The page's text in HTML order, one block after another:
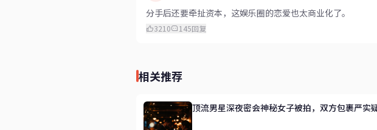
分手后还要牵扯资本，这娱乐圈的恋爱也太商业化了。
3210 145回复
相关推荐
顶流男星深夜密会神秘女子被拍，双方包裹严实